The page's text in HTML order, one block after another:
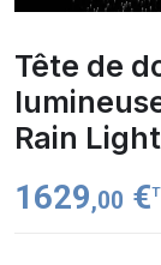
Tête de
Rain
1629,00 €